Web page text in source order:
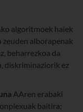
algoritmoek haiek
alborapenak
beharrezkoa da
diskriminaziorik ez
AAren erabaki
baitira;